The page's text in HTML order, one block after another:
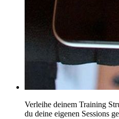
Verleihe deinem Training
du deine eigenen Sessions